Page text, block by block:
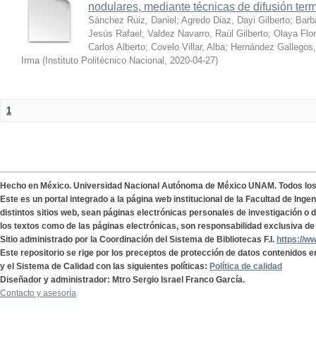
nodulares, mediante técnicas de difusión
Sánchez Ruiz, Daniel ; Agredo Diaz, Dayi Gilberto;
Jesús Rafael ; Valdez Navarro, Raúl Gilberto; Olaya
Carlos Alberto; Covelo Villar, Alba; Hernández
Irma ( Instituto Politécnico Nacional , 2020-04-27)
1
Hecho en México. Universidad Nacional Autónoma de México UNAM. Todos
Este es un portal integrado a la página web institucional de la Facultad de
distintos sitios web, sean páginas electrónicas personales de investigación o
los textos como de las páginas electrónicas, son responsabilidad exclusiva
Sitio administrado por la Coordinación del Sistema de Bibliotecas F.I. https://
Este repositorio se rige por los preceptos de protección de datos contenidos
y el Sistema de Calidad con las siguientes políticas: Política de calidad
Diseñador y administrador: Mtro Sergio Israel Franco García.
Contacto y asesoría